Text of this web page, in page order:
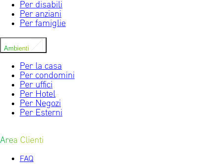
Per disabili
Per anziani
Per famiglie
Ambienti
Per la casa
Per condomini
Per uffici
Per Hotel
Per Negozi
Per Esterni
Area Clienti
FAQ